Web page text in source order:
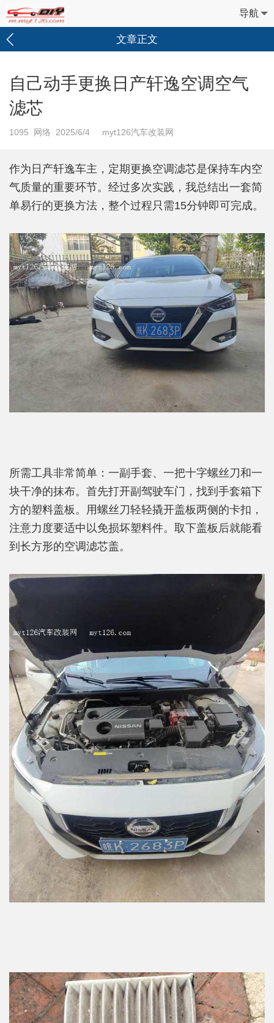
导航
文章正文
自己动手更换日产轩逸空调空气
滤芯
1095 网络 2025/6/4 myt126汽车改装网
作为日产轩逸车主，定期更换空调滤芯是保持车内空
气质量的重要环节。经过多次实践，我总结出一套简
单易行的更换方法，整个过程只需15分钟即可完成。
所需工具非常简单：一副手套、一把十字螺丝刀和一
块干净的抹布。首先打开副驾驶车门，找到手套箱下
方的塑料盖板。用螺丝刀轻轻撬开盖板两侧的卡扣，
注意力度要适中以免损坏塑料件。取下盖板后就能看
到长方形的空调滤芯盖。